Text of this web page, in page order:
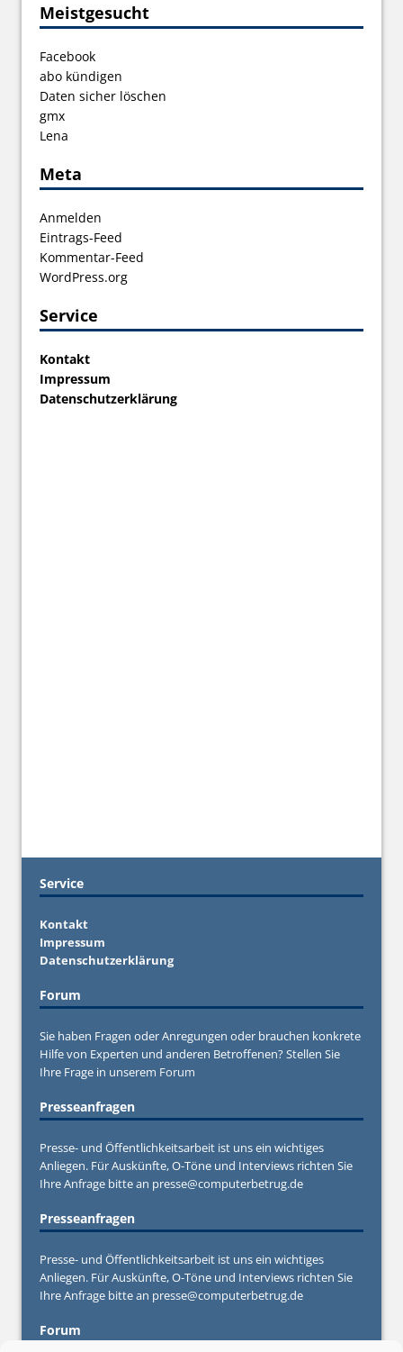
Meistgesucht
Facebook
abo kündigen
Daten sicher löschen
gmx
Lena
Meta
Anmelden
Eintrags-Feed
Kommentar-Feed
WordPress.org
Service
Kontakt
Impressum
Datenschutzerklärung
Service
Kontakt
Impressum
Datenschutzerklärung
Forum
Sie haben Fragen oder Anregungen oder brauchen konkrete
Hilfe von Experten und anderen Betroffenen? Stellen Sie
Ihre Frage in unserem Forum
Presseanfragen
Presse- und Öffentlichkeitsarbeit ist uns ein wichtiges
Anliegen. Für Auskünfte, O-Töne und Interviews richten Sie
Ihre Anfrage bitte an presse@computerbetrug.de
Presseanfragen
Presse- und Öffentlichkeitsarbeit ist uns ein wichtiges
Anliegen. Für Auskünfte, O-Töne und Interviews richten Sie
Ihre Anfrage bitte an presse@computerbetrug.de
Forum